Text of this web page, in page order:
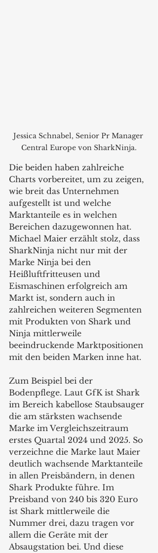
Jessica Schnabel, Senior Pr Manager
Central Europe von SharkNinja.
Die beiden haben zahlreiche
Charts vorbereitet, um zu zeigen,
wie breit das Unternehmen
aufgestellt ist und welche
Marktanteile es in welchen
Bereichen dazugewonnen hat.
Michael Maier erzählt stolz, dass
SharkNinja nicht nur mit der
Marke Ninja bei den
Heißluftfritteusen und
Eismaschinen erfolgreich am
Markt ist, sondern auch in
zahlreichen weiteren Segmenten
mit Produkten von Shark und
Ninja mittlerweile
beeindruckende Marktpositionen
mit den beiden Marken inne hat.
Zum Beispiel bei der
Bodenpflege. Laut GfK ist Shark
im Bereich kabellose Staubsauger
die am stärksten wachsende
Marke im Vergleichszeitraum
erstes Quartal 2024 und 2025. So
verzeichne die Marke laut Maier
deutlich wachsende Marktanteile
in allen Preisbändern, in denen
Shark Produkte führe. Im
Preisband von 240 bis 320 Euro
ist Shark mittlerweile die
Nummer drei, dazu tragen vor
allem die Geräte mit der
Absaugstation bei. Und diese